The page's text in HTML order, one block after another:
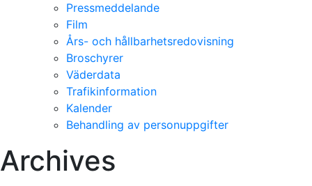
Pressmeddelande
Film
Års- och hållbarhetsredovisning
Broschyrer
Väderdata
Trafikinformation
Kalender
Behandling av personuppgifter
Archives